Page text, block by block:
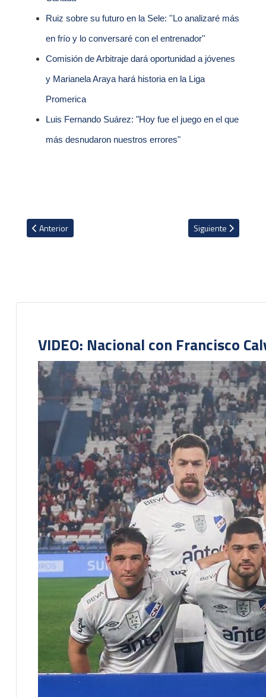
Ruiz sobre su futuro en la Sele: ''Lo analizaré más
en frío y lo conversaré con el entrenador''
Comisión de Arbitraje dará oportunidad a jóvenes
y Marianela Araya hará historia en la Liga
Promerica
Luis Fernando Suárez: "Hoy fue el juego en el que
más desnudaron nuestros errores"
Artículo anterior: Millonarios de Juan Pablo Vargas empató 1-1
Anterior Artículo siguiente:
Siguiente
VIDEO: Nacional con Francisco